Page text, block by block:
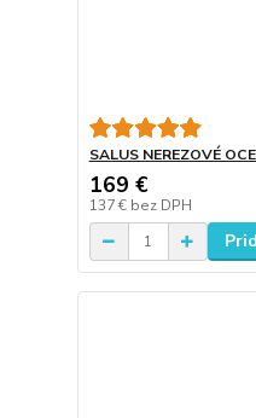
SALUS NEREZOVÉ
169 €
137 € bez DPH